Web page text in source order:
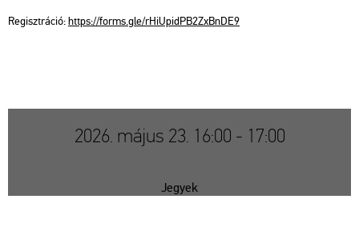
Re­giszt­rá­ció:https://​forms.​gle/​rHi​Upid​PB2Z​xBnD​E9
2026. május 23. 16:00 - 17:00
Jegyek